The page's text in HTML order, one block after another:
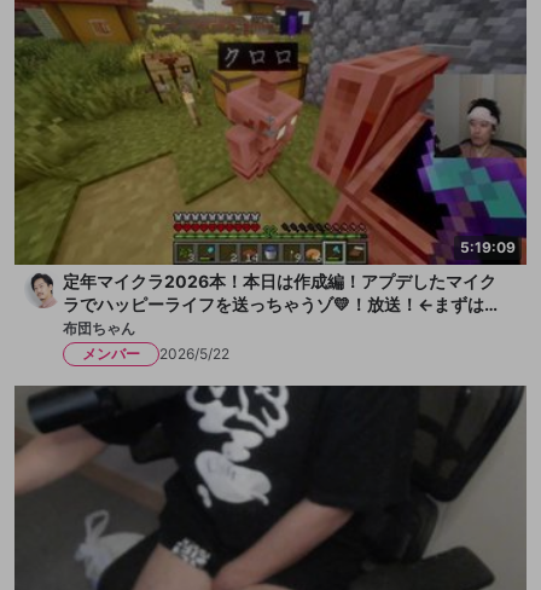
5:19:09
定年マイクラ2026本！本日は作成編！アプデしたマイク
ラでハッピーライフを送っちゃうゾ💛！放送！←まずは水
を一献、そして枇杷ゼリーをちびっと
布団ちゃん
メンバー
2026/5/22